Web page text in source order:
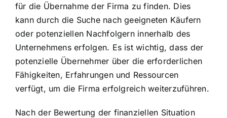
für die Übernahme der Firma zu finden. Dies
kann durch die Suche nach geeigneten Käufern
oder potenziellen Nachfolgern innerhalb des
Unternehmens erfolgen. Es ist wichtig, dass der
potenzielle Übernehmer über die erforderlichen
Fähigkeiten, Erfahrungen und Ressourcen
verfügt, um die Firma erfolgreich weiterzuführen.
Nach der Bewertung der finanziellen Situation